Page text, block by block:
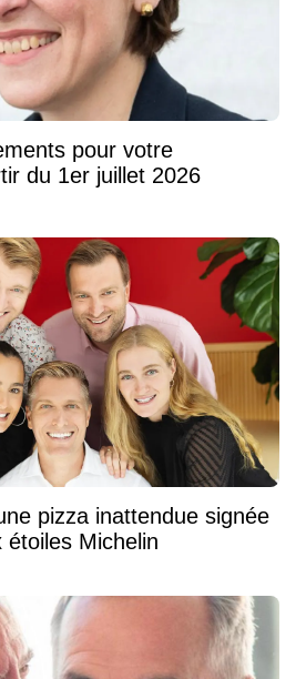
pour votre
du 1er juillet 2026
pizza inattendue signée
Michelin